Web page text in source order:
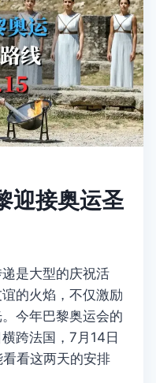
迎接奥运圣
是大型的庆祝活
的火焰，不仅激励
今年巴黎奥运会的
跨法国，7月14日
看这两天的安排